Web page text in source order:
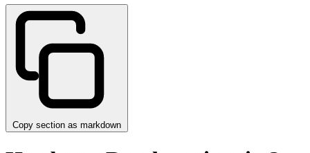
Copy section as markdown